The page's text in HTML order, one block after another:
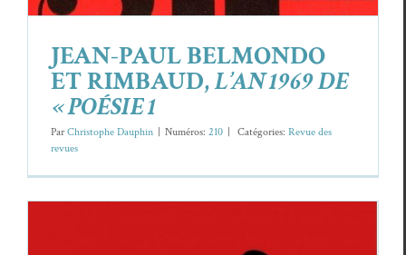
JEAN-PAUL BELMONDO
ET RIMBAUD,L’AN 1969 DE
« POÉSIE 1
ParChristophe Dauphin Numéros: 210 Caté­gories: Revue des
revues